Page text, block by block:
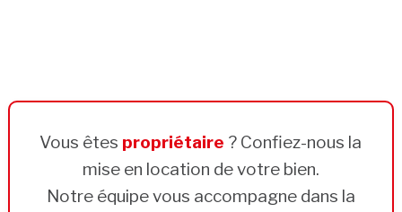
Vous êtes propriétaire ? Confiez-nous la
mise en location de votre bien.
Notre équipe vous accompagne dans la